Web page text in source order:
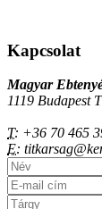
Kapcsolat
Magyar
1119 Budapest
T: +36 70 465
E: